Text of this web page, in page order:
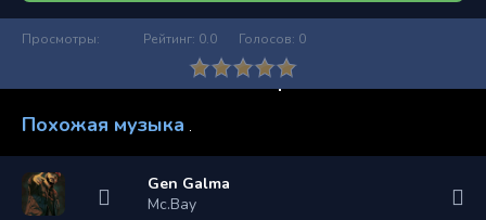
Просмотры: Рейтинг: 0.0 Голосов: 0
Похожая музыка
Gen Galma
Mc.Bay